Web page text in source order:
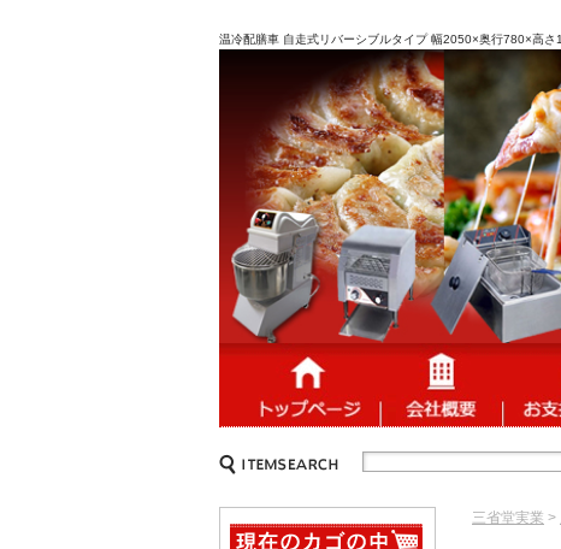
温冷配膳車 自走式リバーシブルタイプ 幅2050×奥行780×高
三省堂実業 >